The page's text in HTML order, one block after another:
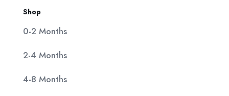
Shop
0-2 Months
2-4 Months
4-8 Months